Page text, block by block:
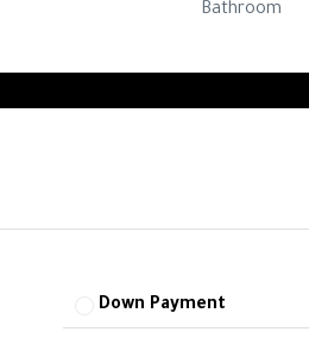
Bathroom
Down Payment